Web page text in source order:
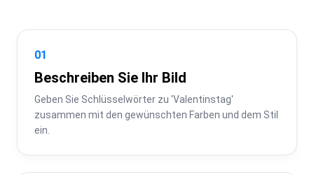
01
Beschreiben Sie Ihr Bild
Geben Sie Schlüsselwörter zu 'Valentinstag'
zusammen mit den gewünschten Farben und dem Stil
ein.